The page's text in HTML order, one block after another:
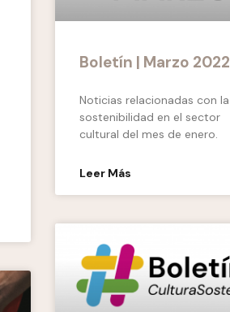
Boletín | Marzo 2022
Noticias relacionadas con la
sostenibilidad en el sector
cultural del mes de enero.
Leer Más